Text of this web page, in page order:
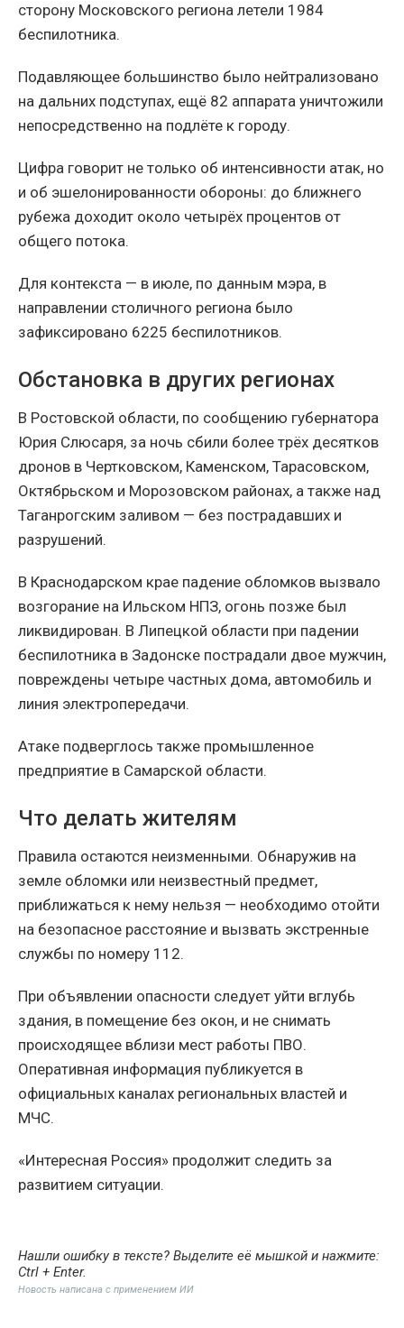
сторону Московского региона летели 1984
беспилотника.
Подавляющее большинство было нейтрализовано
на дальних подступах, ещё 82 аппарата уничтожили
непосредственно на подлёте к городу.
Цифра говорит не только об интенсивности атак, но
и об эшелонированности обороны: до ближнего
рубежа доходит около четырёх процентов от
общего потока.
Для контекста — в июле, по данным мэра, в
направлении столичного региона было
зафиксировано 6225 беспилотников.
Обстановка в других регионах
В Ростовской области, по сообщению губернатора
Юрия Слюсаря, за ночь сбили более трёх десятков
дронов в Чертковском, Каменском, Тарасовском,
Октябрьском и Морозовском районах, а также над
Таганрогским заливом — без пострадавших и
разрушений.
В Краснодарском крае падение обломков вызвало
возгорание на Ильском НПЗ, огонь позже был
ликвидирован. В Липецкой области при падении
беспилотника в Задонске пострадали двое мужчин,
повреждены четыре частных дома, автомобиль и
линия электропередачи.
Атаке подверглось также промышленное
предприятие в Самарской области.
Что делать жителям
Правила остаются неизменными. Обнаружив на
земле обломки или неизвестный предмет,
приближаться к нему нельзя — необходимо отойти
на безопасное расстояние и вызвать экстренные
службы по номеру 112.
При объявлении опасности следует уйти вглубь
здания, в помещение без окон, и не снимать
происходящее вблизи мест работы ПВО.
Оперативная информация публикуется в
официальных каналах региональных властей и
МЧС.
«Интересная Россия» продолжит следить за
развитием ситуации.
Нашли ошибку в тексте? Выделите её мышкой и нажмите:
Ctrl + Enter.
Новость написана с применением ИИ